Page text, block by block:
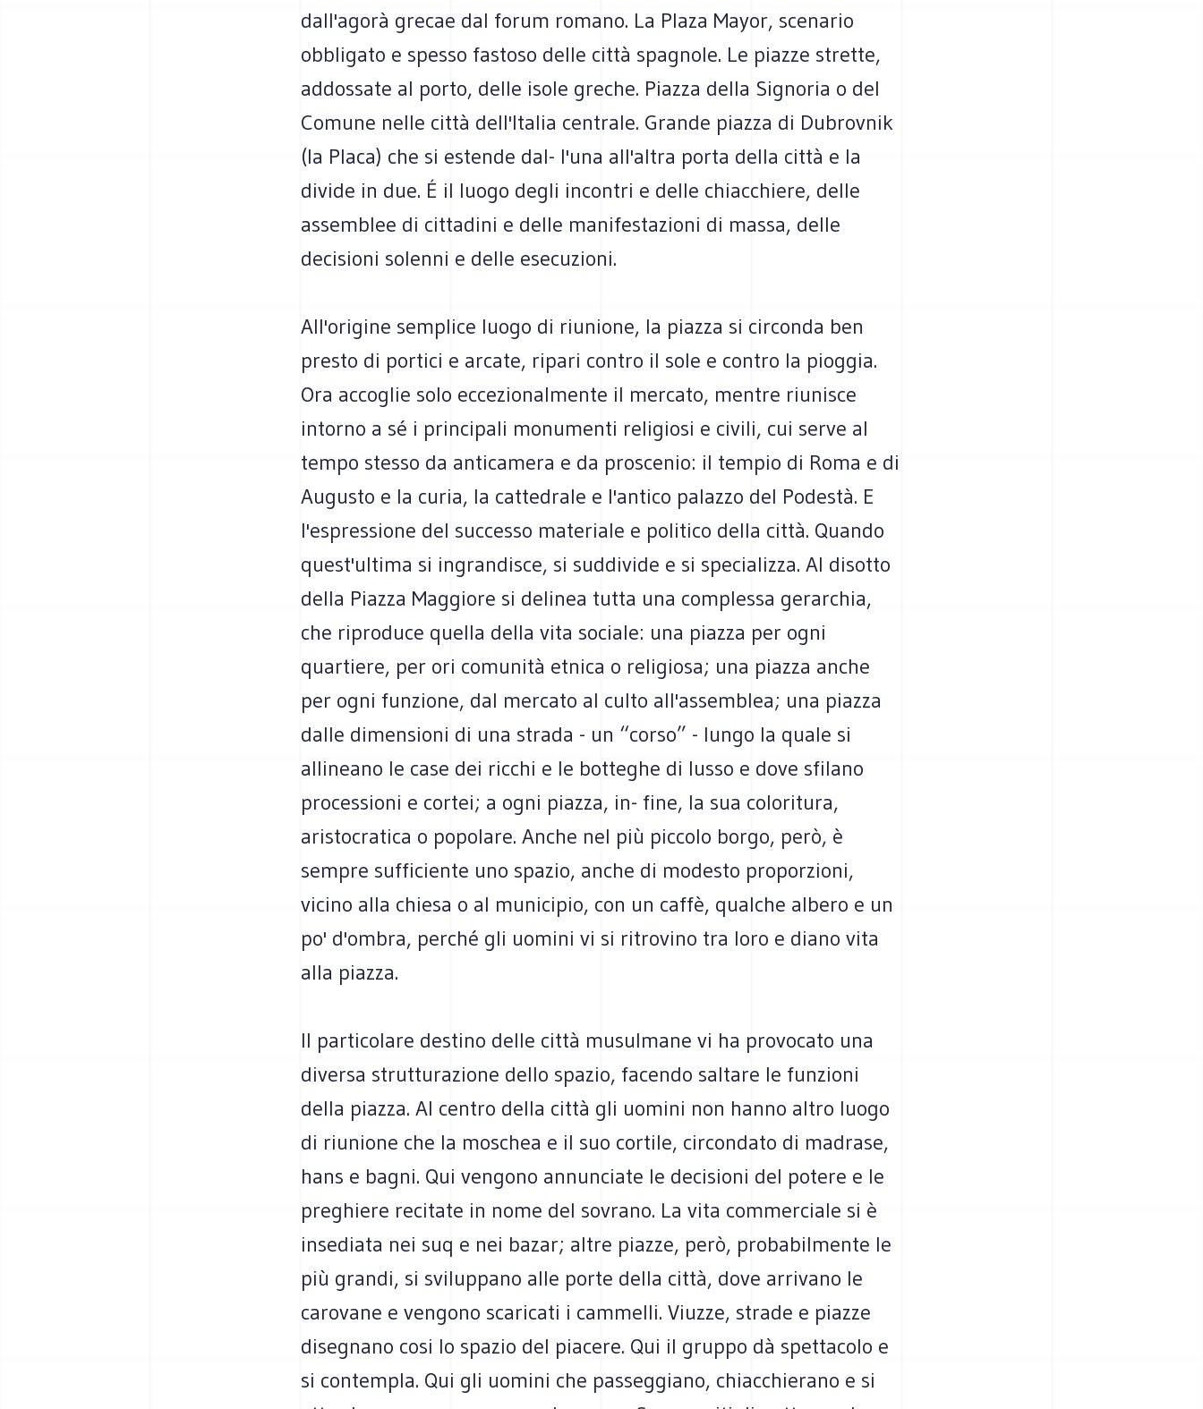
dall'agorà grecae dal forum romano. La Plaza Mayor, scenario
obbligato e spesso fastoso delle città spagnole. Le piazze strette,
addossate al porto, delle isole greche. Piazza della Signoria o del
Comune nelle città dell'Italia centrale. Grande piazza di Dubrovnik
(la Placa) che si estende dal- l'una all'altra porta della città e la
divide in due. É il luogo degli incontri e delle chiacchiere, delle
assemblee di cittadini e delle manifestazioni di massa, delle
decisioni solenni e delle esecuzioni.
All'origine semplice luogo di riunione, la piazza si circonda ben
presto di portici e arcate, ripari contro il sole e contro la pioggia.
Ora accoglie solo eccezionalmente il mercato, mentre riunisce
intorno a sé i principali monumenti religiosi e civili, cui serve al
tempo stesso da anticamera e da proscenio: il tempio di Roma e di
Augusto e la curia, la cattedrale e l'antico palazzo del Podestà. E
l'espressione del successo materiale e politico della città. Quando
quest'ultima si ingrandisce, si suddivide e si specializza. Al disotto
della Piazza Maggiore si delinea tutta una complessa gerarchia,
che riproduce quella della vita sociale: una piazza per ogni
quartiere, per ori comunità etnica o religiosa; una piazza anche
per ogni funzione, dal mercato al culto all'assemblea; una piazza
dalle dimensioni di una strada - un “corso” - lungo la quale si
allineano le case dei ricchi e le botteghe di lusso e dove sfilano
processioni e cortei; a ogni piazza, in- fine, la sua coloritura,
aristocratica o popolare. Anche nel più piccolo borgo, però, è
sempre sufficiente uno spazio, anche di modesto proporzioni,
vicino alla chiesa o al municipio, con un caffè, qualche albero e un
po' d'ombra, perché gli uomini vi si ritrovino tra loro e diano vita
alla piazza.
Il particolare destino delle città musulmane vi ha provocato una
diversa strutturazione dello spazio, facendo saltare le funzioni
della piazza. Al centro della città gli uomini non hanno altro luogo
di riunione che la moschea e il suo cortile, circondato di madrase,
hans e bagni. Qui vengono annunciate le decisioni del potere e le
preghiere recitate in nome del sovrano. La vita commerciale si è
insediata nei suq e nei bazar; altre piazze, però, probabilmente le
più grandi, si sviluppano alle porte della città, dove arrivano le
carovane e vengono scaricati i cammelli. Viuzze, strade e piazze
disegnano cosi lo spazio del piacere. Qui il gruppo dà spettacolo e
si contempla. Qui gli uomini che passeggiano, chiacchierano e si